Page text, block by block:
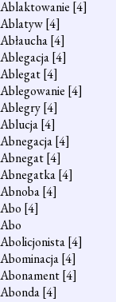
Ablaktowanie [4]
Ablatyw[4]
Abłaucha[4]
Ablegacja[4]
Ablegat[4]
Ablegowanie [4]
Ablegry[4]
Ablucja[4]
Abnegacja[4]
Abnegat[4]
Abnegatka[4]
Abnoba[4]
Abo [4]
Abo
Abolicjonista[4]
Abominacja[4]
Abonament[4]
Abonda[4]